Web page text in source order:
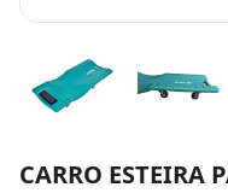
CARRO ESTEIRA